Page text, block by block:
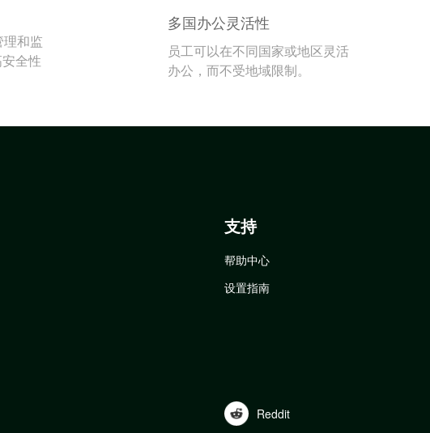
和监
全性
多国办公灵活性
员工可以在不同国家或地区灵活
办公，而不受地域限制。
支持
帮助中心
设置指南
Reddit